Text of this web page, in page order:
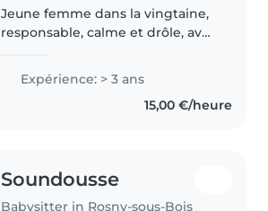
Jeune femme dans la vingtaine,
responsable, calme et drôle, avec
bébés, des tout-petits, des
enfants d'âge préscolaire,..
Expérience: > 3 ans
15,00 €/heure
Soundousse
Babysitter in Rosny-sous-Bois